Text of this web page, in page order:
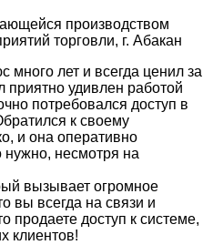
производством
торговли, г. Абакан
много лет и всегда ценил за
удивлен работой
потребовался доступ в
к своему
и она оперативно
нужно, несмотря на
вызывает огромное
вы всегда на связи и
продаете доступ к системе,
клиентов!